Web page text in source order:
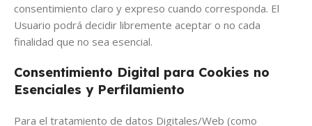
consentimiento claro y expreso cuando corresponda. El
Usuario podrá decidir libremente aceptar o no cada
finalidad que no sea esencial.
Consentimiento Digital para Cookies no
Esenciales y Perfilamiento
Para el tratamiento de datos Digitales/Web (como